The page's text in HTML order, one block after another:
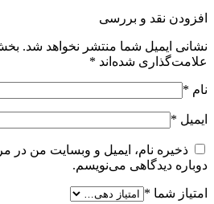
افزودن نقد و بررسی
نشانی ایمیل شما منتشر نخواهد شد.
علامت‌گذاری شده‌اند *
نام *
ایمیل *
ذخیره نام، ایمیل و وبسایت من در
دوباره دیدگاهی می‌نویسم.
امتیاز شما *